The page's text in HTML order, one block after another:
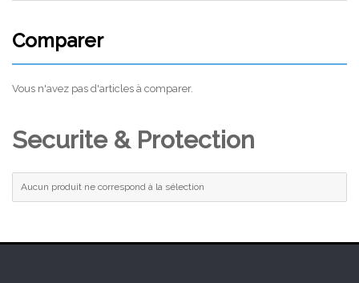
Comparer
Vous n'avez pas d'articles à comparer.
Securite & Protection
Aucun produit ne correspond à la sélection